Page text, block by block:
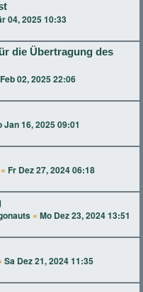
04, 2025 10:33
die Übertragung des
02, 2025 22:06
Jan 16, 2025 09:01
« Fr Dez 27, 2024 06:18
« Mo Dez 23, 2024 13:51
Sa Dez 21, 2024 11:35